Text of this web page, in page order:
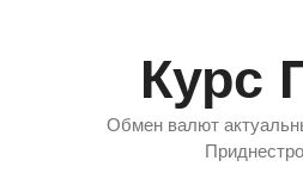
Курс
Обмен валют